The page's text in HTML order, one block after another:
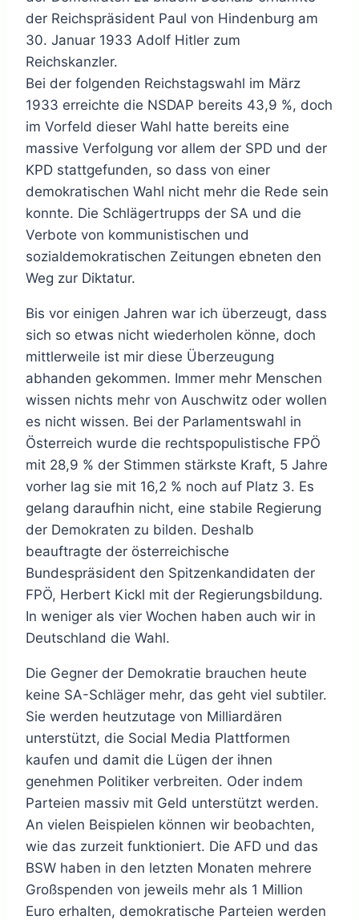
der Reichspräsident Paul von Hindenburg am
30. Januar 1933 Adolf Hitler zum
Reichskanzler.
Bei der folgenden Reichstagswahl im März
1933 erreichte die NSDAP bereits 43,9 %, doch
im Vorfeld dieser Wahl hatte bereits eine
massive Verfolgung vor allem der SPD und der
KPD stattgefunden, so dass von einer
demokratischen Wahl nicht mehr die Rede sein
konnte. Die Schlägertrupps der SA und die
Verbote von kommunistischen und
sozialdemokratischen Zeitungen ebneten den
Weg zur Diktatur.
Bis vor einigen Jahren war ich überzeugt, dass
sich so etwas nicht wiederholen könne, doch
mittlerweile ist mir diese Überzeugung
abhanden gekommen. Immer mehr Menschen
wissen nichts mehr von Auschwitz oder wollen
es nicht wissen. Bei der Parlamentswahl in
Österreich wurde die rechtspopulistische FPÖ
mit 28,9 % der Stimmen stärkste Kraft, 5 Jahre
vorher lag sie mit 16,2 % noch auf Platz 3. Es
gelang daraufhin nicht, eine stabile Regierung
der Demokraten zu bilden. Deshalb
beauftragte der österreichische
Bundespräsident den Spitzenkandidaten der
FPÖ, Herbert Kickl mit der Regierungsbildung.
In weniger als vier Wochen haben auch wir in
Deutschland die Wahl.
Die Gegner der Demokratie brauchen heute
keine SA-Schläger mehr, das geht viel subtiler.
Sie werden heutzutage von Milliardären
unterstützt, die Social Media Plattformen
kaufen und damit die Lügen der ihnen
genehmen Politiker verbreiten. Oder indem
Parteien massiv mit Geld unterstützt werden.
An vielen Beispielen können wir beobachten,
wie das zurzeit funktioniert. Die AFD und das
BSW haben in den letzten Monaten mehrere
Großspenden von jeweils mehr als 1 Million
Euro erhalten, demokratische Parteien werden